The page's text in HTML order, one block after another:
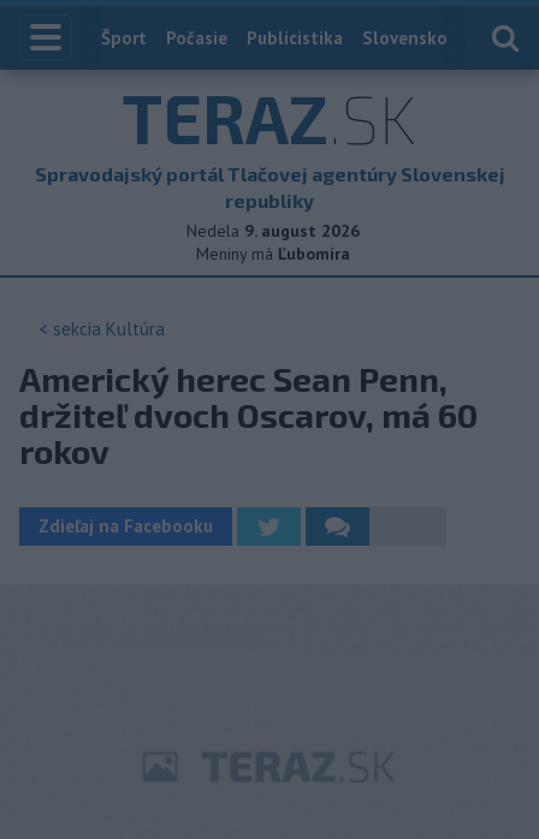
Index
Šport Počasie Publicistika Slovensko
TERAZ.SK
Spravodajský portál Tlačovej agentúry Slovenskej
republiky
Nedela 9. august 2026
Meniny má Ľubomíra
< sekcia Kultúra
Americký herec Sean Penn,
držiteľ dvoch Oscarov, má 60
rokov
Zdieľaj na Facebooku